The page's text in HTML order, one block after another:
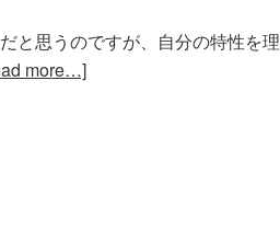
と思うのですが、自分の特性を理
more…]